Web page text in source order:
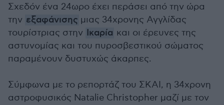
Σχεδόν ένα 24ωρο έχει περάσει από την ώρα
την εξαφάνισης μιας 34χρονης Αγγλίδας
τουρίστριας στην Ικαρία και οι έρευνες της
αστυνομίας και του πυροσβεστικού σώματος
παραμένουν δυστυχώς άκαρπες.
Σύμφωνα με το ρεπορτάζ του ΣΚΑΙ, η 34χρονη
αστροφυσικός Natalie Christopher μαζί με τον